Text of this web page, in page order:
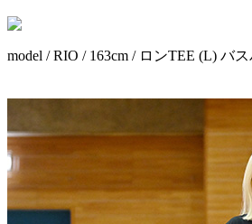
model / RIO / 163cm / ロンTEE (L) バ